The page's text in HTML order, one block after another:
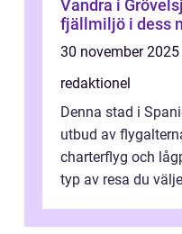
Vandra i
fjällmiljö i dess
30 november 2025
redaktionel
Denna stad i
utbud av
charterflyg och
typ av resa du